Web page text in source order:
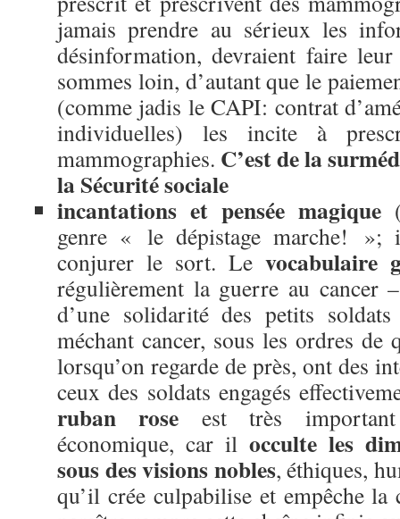
jamais prendre au sérieux les
désinformation, devraient faire
sommes loin, d’autant que le
(comme jadis le CAPI: contrat
individuelles) les incite à
mammographies. C’est de la
la Sécurité sociale
incantations et pensée magique
genre « le dépistage marche! »;
conjurer le sort. Le vocabulaire
régulièrement la guerre au cancer
d’une solidarité des petits
méchant cancer, sous les ordres de
lorsqu’on regarde de près, ont des
ceux des soldats engagés
ruban rose est très
économique, car il occulte les
sous des visions nobles, éthiques,
qu’il crée culpabilise et empêche